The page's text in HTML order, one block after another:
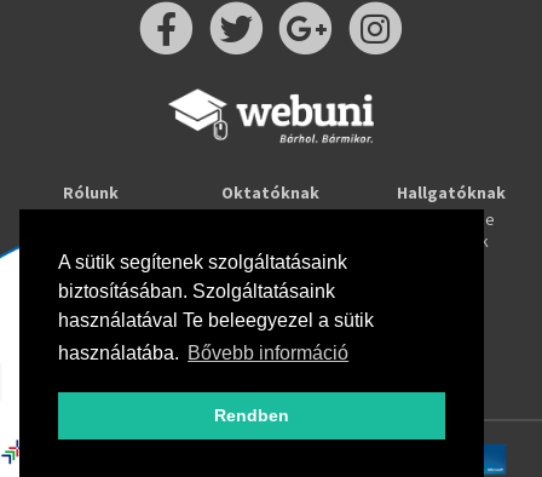
A sütik segítenek szolgáltatásaink
biztosításában. Szolgáltatásaink
használatával Te beleegyezel a sütik
használatába. Bővebb információ
Rendben
Rólunk
Oktatóknak
Webuni Stúdió
Hallgatóknak
Tanulj online
Képzések
Info
Adatkezelési tájékoztató
ÁSZF
Hirlevél adatkezelési tájékoztató
GYIK